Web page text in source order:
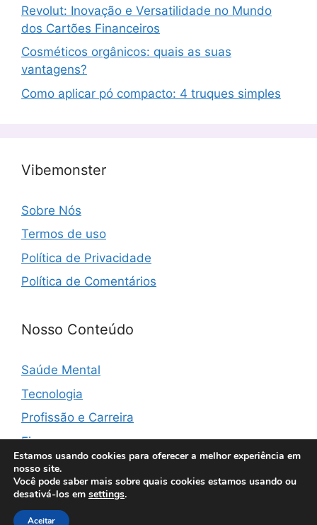
Revolut: Inovação e Versatilidade no Mundo
dos Cartões Financeiros
Cosméticos orgânicos: quais as suas
vantagens?
Como aplicar pó compacto: 4 truques simples
Vibemonster
Sobre Nós
Termos de uso
Política de Privacidade
Política de Comentários
Nosso Conteúdo
Saúde Mental
Tecnologia
Profissão e Carreira
Finanças
© 2026 Vibemonster
Estamos usando cookies para oferecer a melhor experiência em
nosso site.
Você pode saber mais sobre quais cookies estamos usando ou
desativá-los em settings.
Aceitar